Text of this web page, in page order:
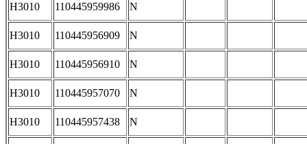
H3010
110445959986 N
H3010 110445956909 N
H3010 110445956910 N
H3010 110445957070 N
H3010 110445957438 N